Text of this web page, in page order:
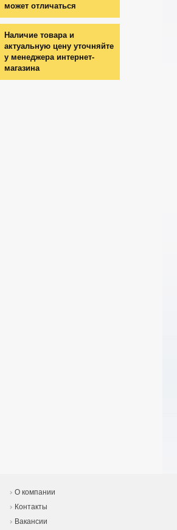
может отличаться
Наличие товара и
актуальную цену уточняйте
у менеджера интернет-
магазина
О компании
Контакты
Вакансии